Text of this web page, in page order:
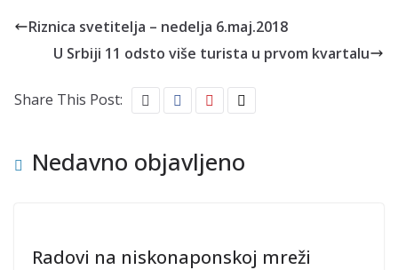
Riznica svetitelja – nedelja 6.maj.2018
U Srbiji 11 odsto više turista u prvom kvartalu
Share This Post:
Nedavno objavljeno
Radovi na niskonaponskoj mreži